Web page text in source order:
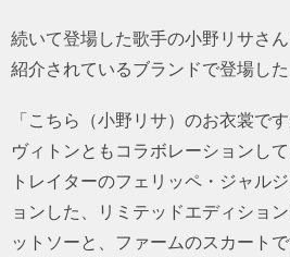
続いて登場した歌手の小野リサさ
紹介されているブランドで登場した
「こちら（小野リサ）のお衣裳で
ヴィトンともコラボレーションし
トレイターのフェリッペ・ジャル
ョンした、リミテッドエディショ
ットソーと、ファームのスカート